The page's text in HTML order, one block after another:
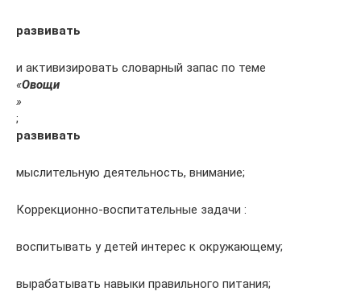
развивать
и активизировать словарный запас по теме
«Овощи
»
;
развивать
мыслительную деятельность, внимание;
Коррекционно-воспитательные задачи :
воспитывать у детей интерес к окружающему;
вырабатывать навыки правильного питания;